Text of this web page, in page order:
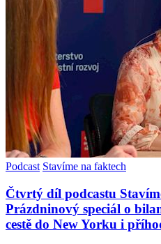
Podcast Stavíme na faktech
Čtvrtý díl podcastu
Prázdninový speciál o
cestě do New Yorku i